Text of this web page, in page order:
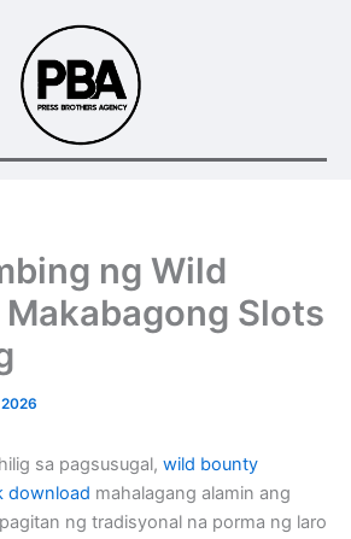
ng Wild
Slots
sa pagsusugal, wild bounty
download mahalagang alamin ang
ng tradisyonal na porma ng laro